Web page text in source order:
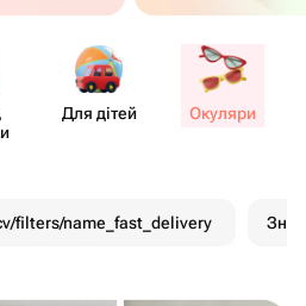
Для дітей Окуляри
filters/name_fast_delivery